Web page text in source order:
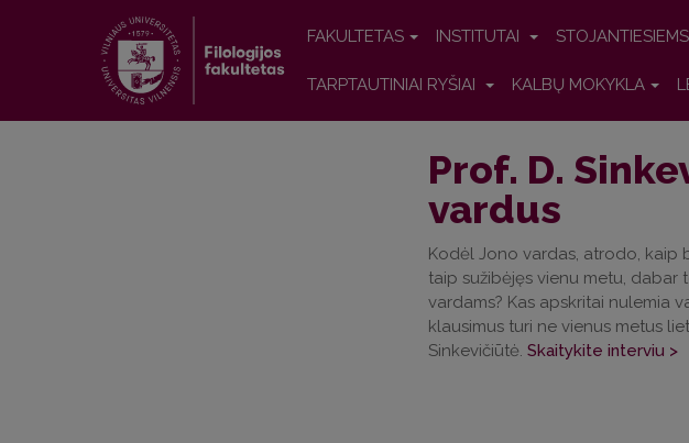
FAKULTETAS INSTITUTAI STOJANTIESIEMS
TARPTAUTINIAI RYŠIAI KALBŲ MOKYKLA
Prof. D.
vardus
Kodėl Jono vardas, atrodo, kaip
taip sužibėjęs vienu metu, dabar
vardams? Kas apskritai nulemia
klausimus turi ne vienus metus
Sinkevičiūtė. Skaitykite interviu >